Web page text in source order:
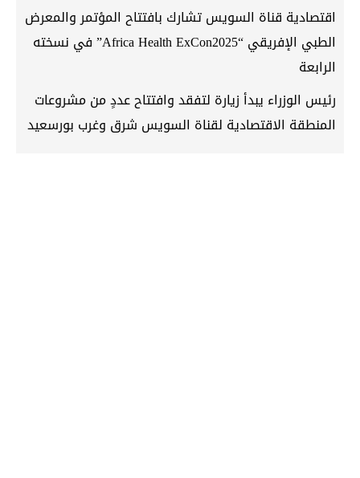
اقتصادية قناة السويس تشارك بافتتاح المؤتمر والمعرض
الطبي الإفريقي “Africa Health ExCon2025” في نسخته
الرابعة
رئيس الوزراء يبدأ زيارة لتفقد وافتتاح عددٍ من مشروعات
المنطقة الاقتصادية لقناة السويس شرق وغرب بورسعيد